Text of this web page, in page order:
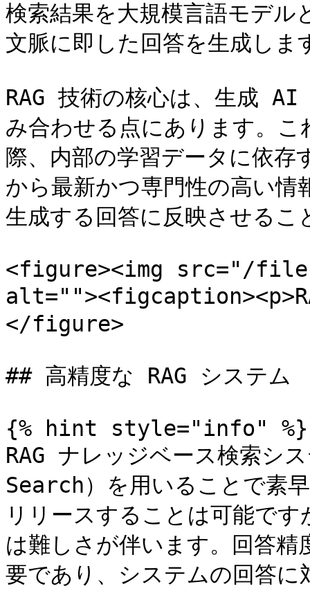
検索結果を大規模言語モデル
文脈に即した回答を生成しま
RAG 技術の核心は、生成 AI
み合わせる点にあります。
際、内部の学習データに依
から最新かつ専門性の高い情
生成する回答に反映させるこ
<figure><img src="/files/
</figure>
## 高精度な RAG システム
{% hint style="info" %}
RAG ナレッジベース検索シ
Search）を用いることで素
リリースすることは可能で
は難しさが伴います。回答
要であり、システムの回答に